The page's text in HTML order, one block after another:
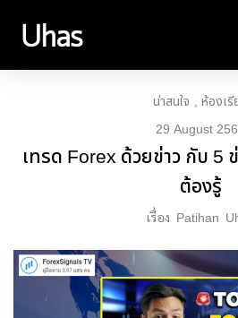
น่าสนใจ
ห้องเรี
29 August
เทรด Forex ด้วยข่าว กับ 5
ต้องรู้
เรื่อง Patihan